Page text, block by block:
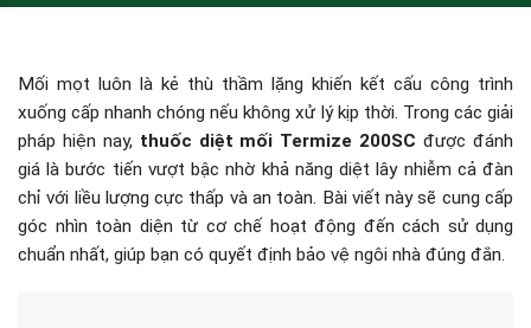
Mối mọt luôn là kẻ thù thầm lặng khiến kết cấu công trình
xuống cấp nhanh chóng nếu không xử lý kịp thời. Trong các giải
pháp hiện nay, thuốc diệt mối Termize 200SC được đánh
giá là bước tiến vượt bậc nhờ khả năng diệt lây nhiễm cả đàn
chỉ với liều lượng cực thấp và an toàn. Bài viết này sẽ cung cấp
góc nhìn toàn diện từ cơ chế hoạt động đến cách sử dụng
chuẩn nhất, giúp bạn có quyết định bảo vệ ngôi nhà đúng đắn.